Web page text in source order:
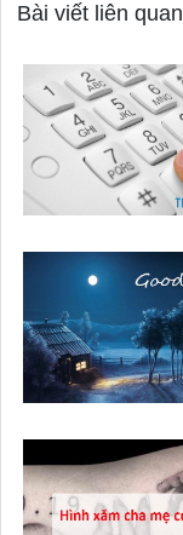
Bài viết liên quan